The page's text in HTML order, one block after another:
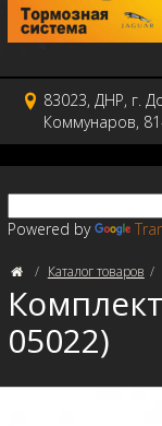
83023, ДНР, г.
Коммунаров,
Powered by
Каталог товаров
05022)